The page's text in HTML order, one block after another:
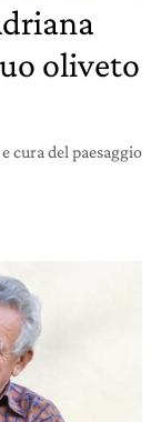
oliveto
cura del paesaggio